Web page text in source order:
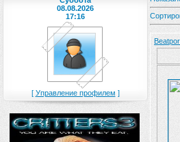
08.08.2026
17:16
[ Управление профилем ]